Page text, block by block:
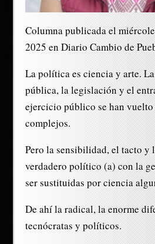
Columna publicada el
2025 en Diario Cambio de
La política es ciencia y arte.
pública, la legislación y el
ejercicio público se han vuelto
complejos.
Pero la sensibilidad, el tacto y
verdadero político (a) con la
ser sustituidas por ciencia
De ahí la radical, la enorme
tecnócratas y políticos.